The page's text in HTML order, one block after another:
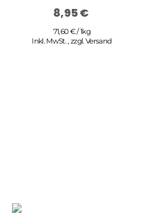
8,95 €
71,60 € / 1kg
Inkl. MwSt.,zzgl.Versand